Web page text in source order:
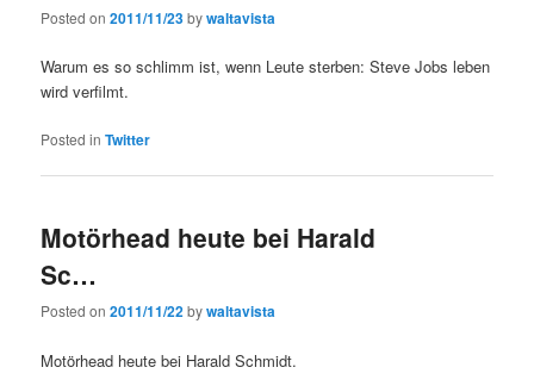
Posted on2011/11/23bywaltavista
Warum es so schlimm ist, wenn Leute sterben: Steve Jobs leben
wird verfilmt.
Posted in Twitter
Motörhead heute bei Harald
Sc…
Posted on2011/11/22bywaltavista
Motörhead heute bei Harald Schmidt.